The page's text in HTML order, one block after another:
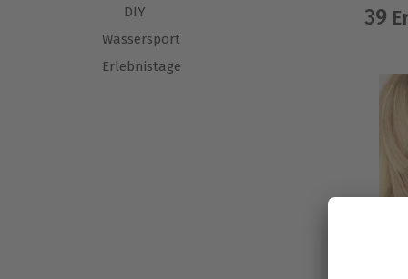
DIY
Wassersport
Erlebnistage
39